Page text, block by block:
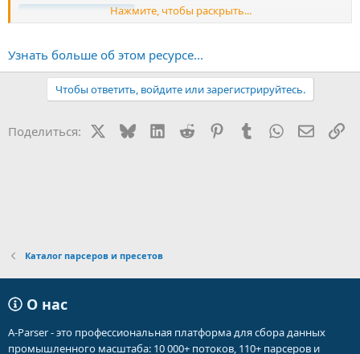
РезультатНажмите, чтобы раскрыть...
Узнать больше об этом ресурсе...
Чтобы ответить, войдите или зарегистрируйтесь.
Поделиться: BlueskyLinkedIn
Reddit PinterestTumblr WhatsApp
Каталог парсеров и пресетов
О нас
A-Parser - это профессиональная платформа для сбора данных
промышленного масштаба: 10 000+ потоков, 110+ парсеров и